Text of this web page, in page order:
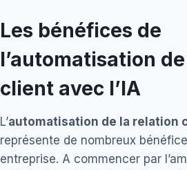
Les bénéfices de
l’automatisation
client avec l’IA
L’automatisation de la relation
représente de nombreux
entreprise. A commencer par